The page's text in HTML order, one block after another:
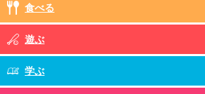
食べる
遊ぶ
学ぶ